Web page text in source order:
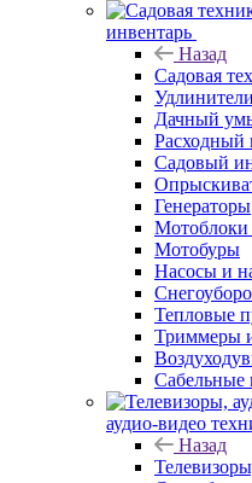
инвентарь
Назад
Садовая
Дачный
Расходный
Садовый
Генераторы
Мотоблоки
Мотобуры
Насосы и
Тепловые
Триммеры
Сабельные
аудио-видео
Назад